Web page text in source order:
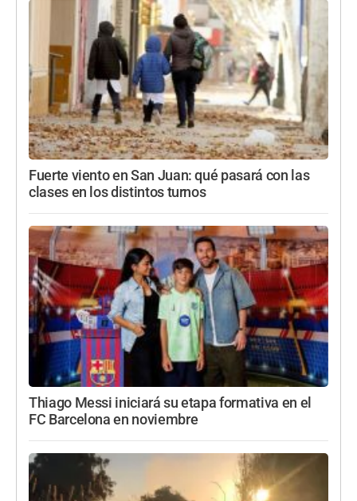
Fuerte viento en San Juan: qué pasará con las
clases en los distintos turnos
Thiago Messi iniciará su etapa formativa en el
FC Barcelona en noviembre